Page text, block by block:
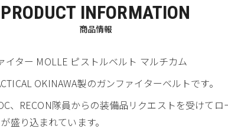
PRODUCT INFORMATION
商品情報
イター MOLLE ピストルベルト マルチカム
OKINAWA製のガンファイターベルトです。
、RECON隊員からの装備品リクエストを受けて
盛り込まれています。